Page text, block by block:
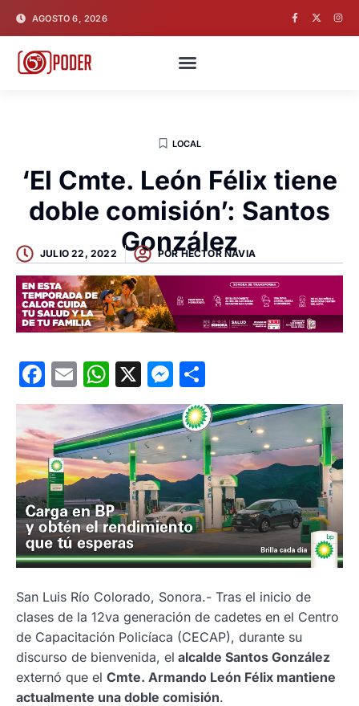
AGOSTO 6, 2026
LOCAL
‘El Cmte. León Félix tiene
doble comisión’: Santos
González
JULIO 22, 2022 PORHECTOR NAVIA
Facebook
EmailWhatsApp
X Messenger
San Luis Río Colorado, Sonora.- Tras el inicio de
clases de la 12va generación de cadetes en el Centro
de Capacitación Policíaca (CECAP), durante su
discurso de bienvenida, el alcalde Santos González
externó que el Cmte. Armando León Félix mantiene
actualmente una doble comisión.